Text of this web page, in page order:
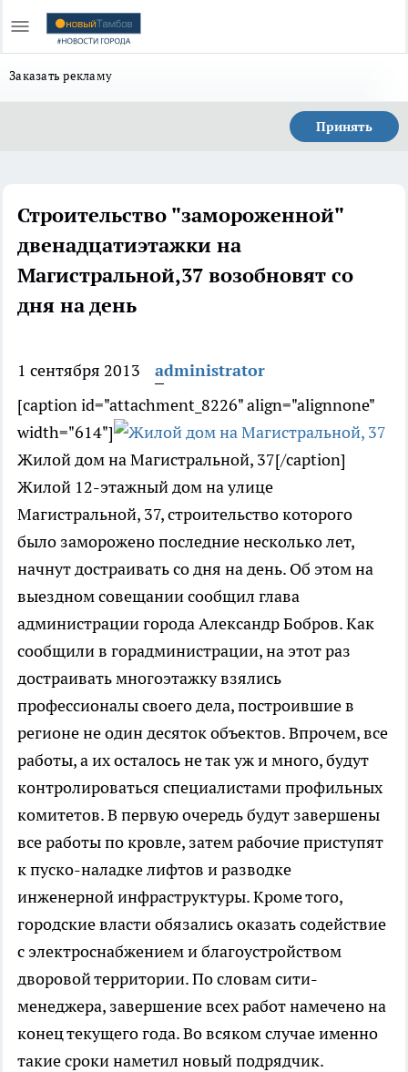
Заказать рекламу
Принять
Строительство "замороженной"
двенадцатиэтажки на
Магистральной,37 возобновят со
дня на день
1 сентября 2013
administrator
[caption id="attachment_8226" align="alignnone"
width="614"]
Жилой дом на Магистральной, 37[/caption]
Жилой 12-этажный дом на улице
Магистральной, 37, строительство которого
было заморожено последние несколько лет,
начнут достраивать со дня на день. Об этом на
выездном совещании сообщил глава
администрации города Александр Бобров. Как
сообщили в горадминистрации, на этот раз
достраивать многоэтажку взялись
профессионалы своего дела, построившие в
регионе не один десяток объектов. Впрочем, все
работы, а их осталось не так уж и много, будут
контролироваться специалистами профильных
комитетов. В первую очередь будут завершены
все работы по кровле, затем рабочие приступят
к пуско-наладке лифтов и разводке
инженерной инфраструктуры. Кроме того,
городские власти обязались оказать содействие
с электроснабжением и благоустройством
дворовой территории. По словам сити-
менеджера, завершение всех работ намечено на
конец текущего года. Во всяком случае именно
такие сроки наметил новый подрядчик.